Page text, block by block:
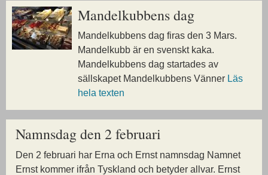
Mandelkubbens dag
Mandelkubbens dag firas den 3 Mars.
Mandelkubb är en svenskt kaka.
Mandelkubbens dag startades av
sällskapet Mandelkubbens Vänner Läs
hela texten
Namnsdag den 2 februari
Den 2 februari har Erna och Ernst namnsdag Namnet
Ernst kommer ifrån Tyskland och betyder allvar. Ernst